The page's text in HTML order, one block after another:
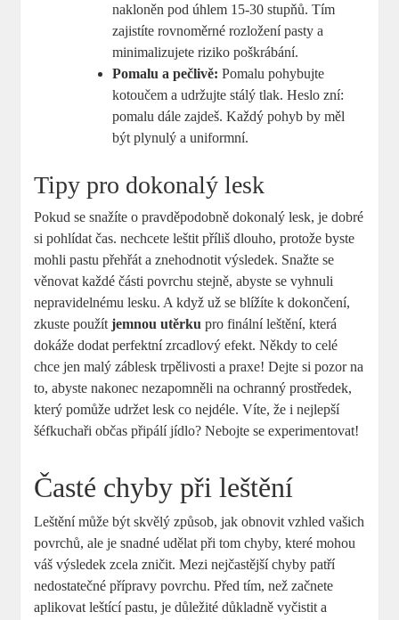
nakloněn pod úhlem 15-30 stupňů. Tím
zajistíte rovnoměrné rozložení pasty a
minimalizujete riziko poškrábání.
Pomalu a pečlivě: Pomalu pohybujte
kotoučem a udržujte stálý tlak. Heslo zní:
pomalu dále zajdeš. Každý pohyb by měl
být plynulý a uniformní.
Tipy pro dokonalý lesk
Pokud se snažíte o pravděpodobně dokonalý lesk, je dobré
si pohlídat čas. nechcete leštit příliš dlouho, protože byste
mohli pastu přehřát a znehodnotit výsledek. Snažte se
věnovat každé části povrchu stejně, abyste se vyhnuli
nepravidelnému lesku. A když už se blížíte k dokončení,
zkuste použítjemnou utěrku pro finální leštění, která
dokáže dodat perfektní zrcadlový efekt. Někdy to celé
chce jen malý záblesk trpělivosti a praxe! Dejte si pozor na
to, abyste nakonec nezapomněli na ochranný prostředek,
který pomůže udržet lesk co nejdéle. Víte, že i nejlepší
šéfkuchaři občas připálí jídlo? Nebojte se experimentovat!
Časté chyby při leštění
Leštění může být skvělý způsob, jak obnovit vzhled vašich
povrchů, ale je snadné udělat při tom chyby, které mohou
váš výsledek zcela zničit. Mezi nejčastější chyby patří
nedostatečné přípravy povrchu. Před tím, než začnete
aplikovat leštící pastu, je důležité důkladně vyčistit a